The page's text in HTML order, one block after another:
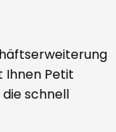
Ihnen Petit
schnell